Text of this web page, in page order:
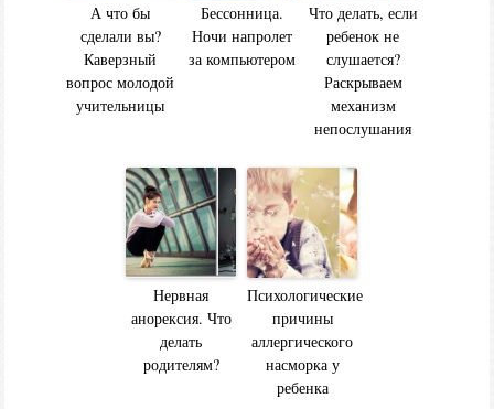
А что бы
сделали вы?
Каверзный
вопрос молодой
учительницы
Бессонница.
Ночи напролет
за компьютером
Что делать, если
ребенок не
слушается?
Раскрываем
механизм
непослушания
Нервная
анорексия. Что
делать
родителям?
Психологические
причины
аллергического
насморка у
ребенка